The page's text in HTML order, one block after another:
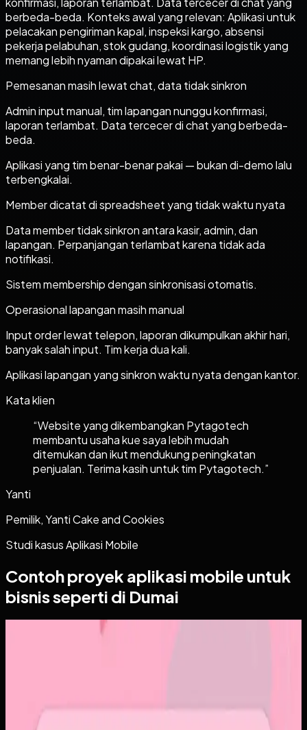
berbeda-beda. Konteks awal yang relevan: Aplikasi untuk
pelacakan pengiriman kapal, inspeksi kargo, absensi
pekerja pelabuhan, stok gudang, koordinasi logistik yang
memang lebih nyaman dipakai lewat HP.
Pemesanan masih lewat chat, data tidak sinkron
Admin input manual, tim lapangan nunggu konfirmasi,
laporan terlambat. Data tercecer di chat yang berbeda-
beda.
Aplikasi yang tim benar-benar pakai — bukan di-demo lalu
terbengkalai.
Member dicatat di spreadsheet yang tidak waktu nyata
Data member tidak sinkron antara kasir, admin, dan
lapangan. Perpanjangan terlambat karena tidak ada
notifikasi.
Sistem membership dengan sinkronisasi otomatis.
Operasional lapangan masih manual
Input order lewat telepon, laporan dikumpulkan akhir hari,
banyak salah input. Tim kerja dua kali.
Aplikasi lapangan yang sinkron waktu nyata dengan kantor.
Kata klien
“Website yang dikembangkan Pytagotech
membantu usaha kue saya lebih mudah
ditemukan dan ikut mendukung peningkatan
penjualan. Terima kasih untuk tim Pytagotech.”
Yanti
Pemilik, Yanti Cake and Cookies
Studi kasusAplikasi Mobile
Contoh proyek aplikasi mobile untuk
bisnis seperti di Dumai
Sebelumnya